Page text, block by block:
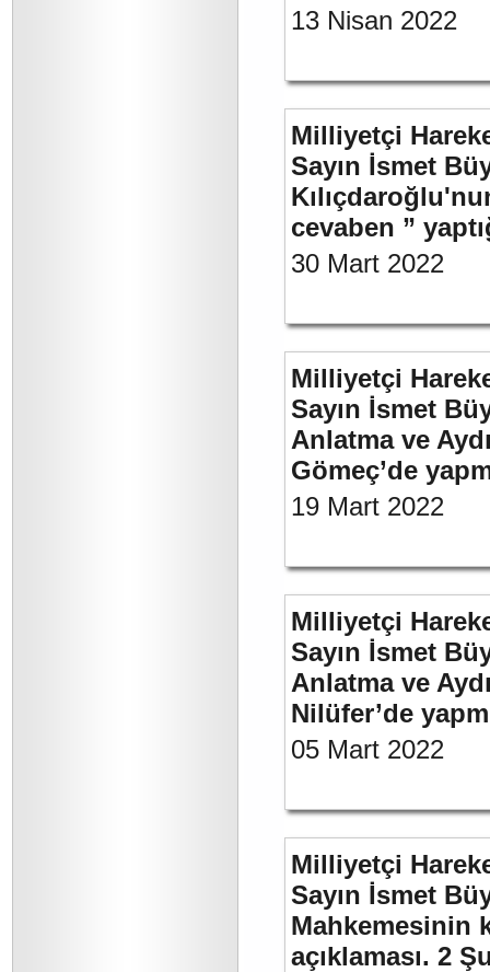
13 Nisan 2022
Milliyetçi
Sayın İsmet
cevaben ”
30 Mart 2022
Milliyetçi
Sayın İsmet
Anlatma ve
Gömeç’de
19 Mart 2022
Milliyetçi
Sayın İsmet
Anlatma ve
Nilüfer’de
05 Mart 2022
Milliyetçi
Sayın İsmet
Mahkemesinin
açıklaması. 2